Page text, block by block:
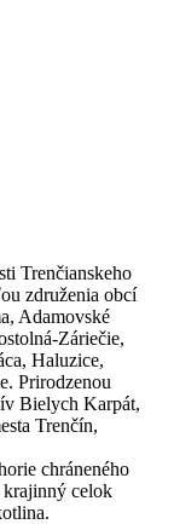
Trenčianskeho
združenia obcí
Adamovské
Záriečie,
Haluzice,
Prirodzenou
Bielych Karpát,
Trenčín,
chráneného
celok